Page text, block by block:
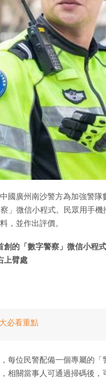
國廣州南沙警方為加強警隊
」微信小程式。民眾用手機
，並作出評價。
創的「數字警察」微信小程式
上臂處
必看重點
每位民警配備一個專屬的「
相關當事人可通過掃碼後，